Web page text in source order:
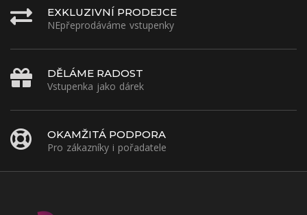
EXKLUZIVNÍ PRODEJCE
NEpřeprodáváme vstupenky
DĚLÁME RADOST
Vstupenka jako dárek
OKAMŽITÁ PODPORA
Pro zákazníky i pořadatele